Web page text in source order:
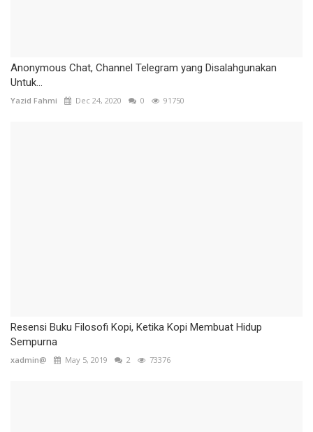
Anonymous Chat, Channel Telegram yang Disalahgunakan
Untuk...
Yazid Fahmi Dec 24, 2020 0 91750
Resensi Buku Filosofi Kopi, Ketika Kopi Membuat Hidup
Sempurna
xadmin@ May 5, 2019 2 73376